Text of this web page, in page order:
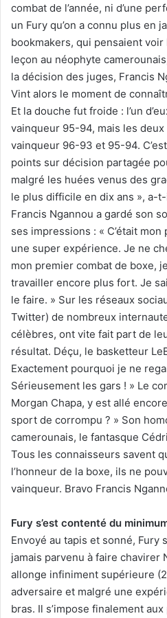
combat de l’année, ni d’une
un Fury qu’on a connu plus en
bookmakers, qui pensaient
leçon au néophyte
la décision des juges, Francis
Vint alors le moment de
Et la douche fut froide : l’un
vainqueur 95-94, mais les
vainqueur 96-93 et 95-94.
points sur décision partagée
malgré les huées venus des
le plus difficile en dix ans », a-
Francis Ngannou a gardé son
ses impressions : « C’était
une super expérience. Je ne
mon premier combat de boxe,
travailler encore plus fort. Je
le faire. » Sur les réseaux
Twitter) de nombreux
célèbres, ont vite fait part de
résultat. Déçu, le basketteur
Exactement pourquoi je ne
Sérieusement les gars ! » Le
Morgan Chapa, y est allé
sport de corrompu ? » Son
camerounais, le fantasque
Tous les connaisseurs savent
l’honneur de la boxe, ils ne
vainqueur. Bravo Francis
Fury s’est contenté du
Envoyé au tapis et sonné, Fury
jamais parvenu à faire chavirer
allonge infiniment supérieure
adversaire et malgré une
bras. Il s’impose finalement